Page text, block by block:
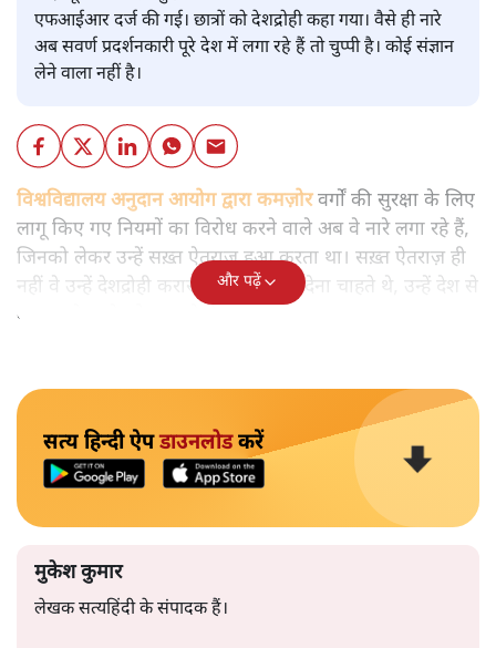
एफआईआर दर्ज की गई। छात्रों को देशद्रोही कहा गया। वैसे ही नारे
अब सवर्ण प्रदर्शनकारी पूरे देश में लगा रहे हैं तो चुप्पी है। कोई संज्ञान
लेने वाला नहीं है।
विश्वविद्यालय अनुदान आयोग द्वारा कमज़ोरवर्गों की सुरक्षा के लिए
लागू किए गए नियमों का विरोध करने वाले अब वे नारे लगा रहे हैं,
जिनको लेकर उन्हें सख़्त ऐतराज़ हुआ करता था। सख़्त ऐतराज़ ही
नहीं वे उन्हें देशद्रोही करार देकर जेल भेज देना चाहते थे, उन्हें देश से
बाहर चले जाने को कह रहे थे।
और पढ़ें
सत्य हिन्दी ऐपडाउनलोडकरें
मुकेश कुमार
लेखक सत्यहिंदी के संपादक हैं।